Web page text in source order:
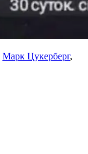
Марк Цукерберг,